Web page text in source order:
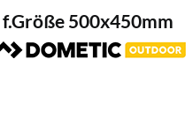
500x450mm